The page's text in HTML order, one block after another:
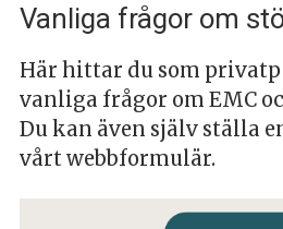
Vanliga frågor om
Här hittar du som
vanliga frågor om EMC
Du kan även själv ställa
vårt webbformulär.